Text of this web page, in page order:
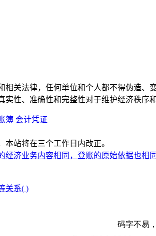
相关法律，任何单位和个人都不得伪造
实性、准确性和完整性对于维护经济秩序
簿 会计凭证
站将在三个工作日内改正。
经济业务内容相同，登账的原始依据也相
关系( )